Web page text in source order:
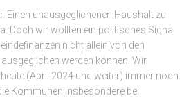
Einen unausgeglichenen Haushalt zu
Doch wir wollten ein politisches Signal
nicht allein von den
werden können. Wir
(April 2024 und weiter) immer noch:
Kommunen insbesondere bei